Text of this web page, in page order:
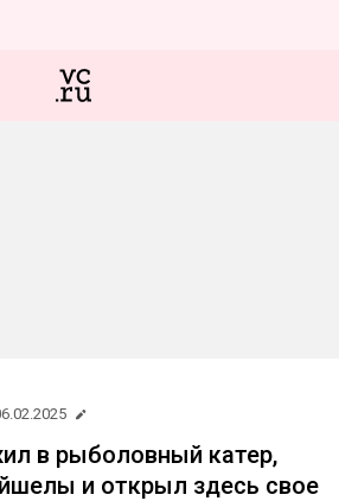
в рыболовный катер,
и открыл здесь свое